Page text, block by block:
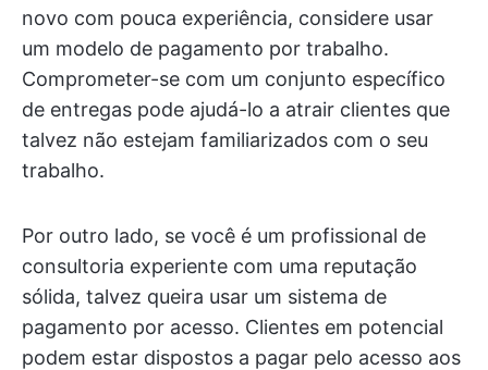
novo com pouca experiência, considere usar
um modelo de pagamento por trabalho.
Comprometer-se com um conjunto específico
de entregas pode ajudá-lo a atrair clientes que
talvez não estejam familiarizados com o seu
trabalho.
Por outro lado, se você é um profissional de
consultoria experiente com uma reputação
sólida, talvez queira usar um sistema de
pagamento por acesso. Clientes em potencial
podem estar dispostos a pagar pelo acesso aos